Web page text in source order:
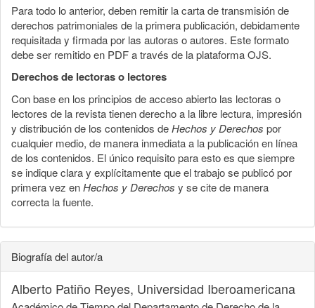
Para todo lo anterior, deben remitir la carta de transmisión de
derechos patrimoniales de la primera publicación, debidamente
requisitada y firmada por las autoras o autores. Este formato
debe ser remitido en PDF a través de la plataforma OJS.
Derechos de lectoras o lectores
Con base en los principios de acceso abierto las lectoras o
lectores de la revista tienen derecho a la libre lectura, impresión
y distribución de los contenidos deHechos y Derechos por
cualquier medio, de manera inmediata a la publicación en línea
de los contenidos. El único requisito para esto es que siempre
se indique clara y explícitamente que el trabajo se publicó por
primera vez enHechos y Derechos y se cite de manera
correcta la fuente.
Biografía del autor/a
Alberto Patiño Reyes, Universidad Iberoamericana